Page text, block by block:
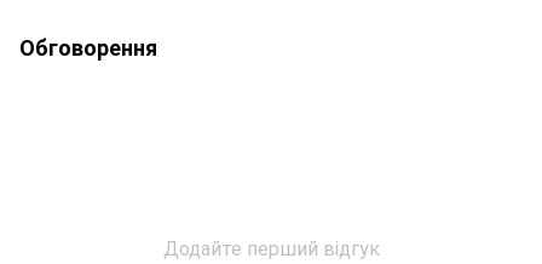
Обговорення
Додайте перший відгук